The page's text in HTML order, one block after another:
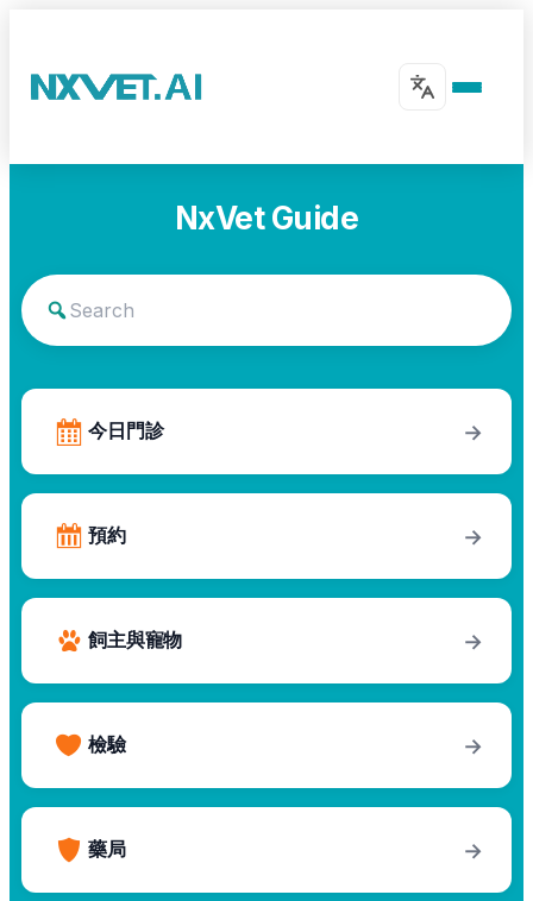
NxVet Guide
今日門診 →
預約 →
飼主與寵物 →
檢驗 →
藥局 →